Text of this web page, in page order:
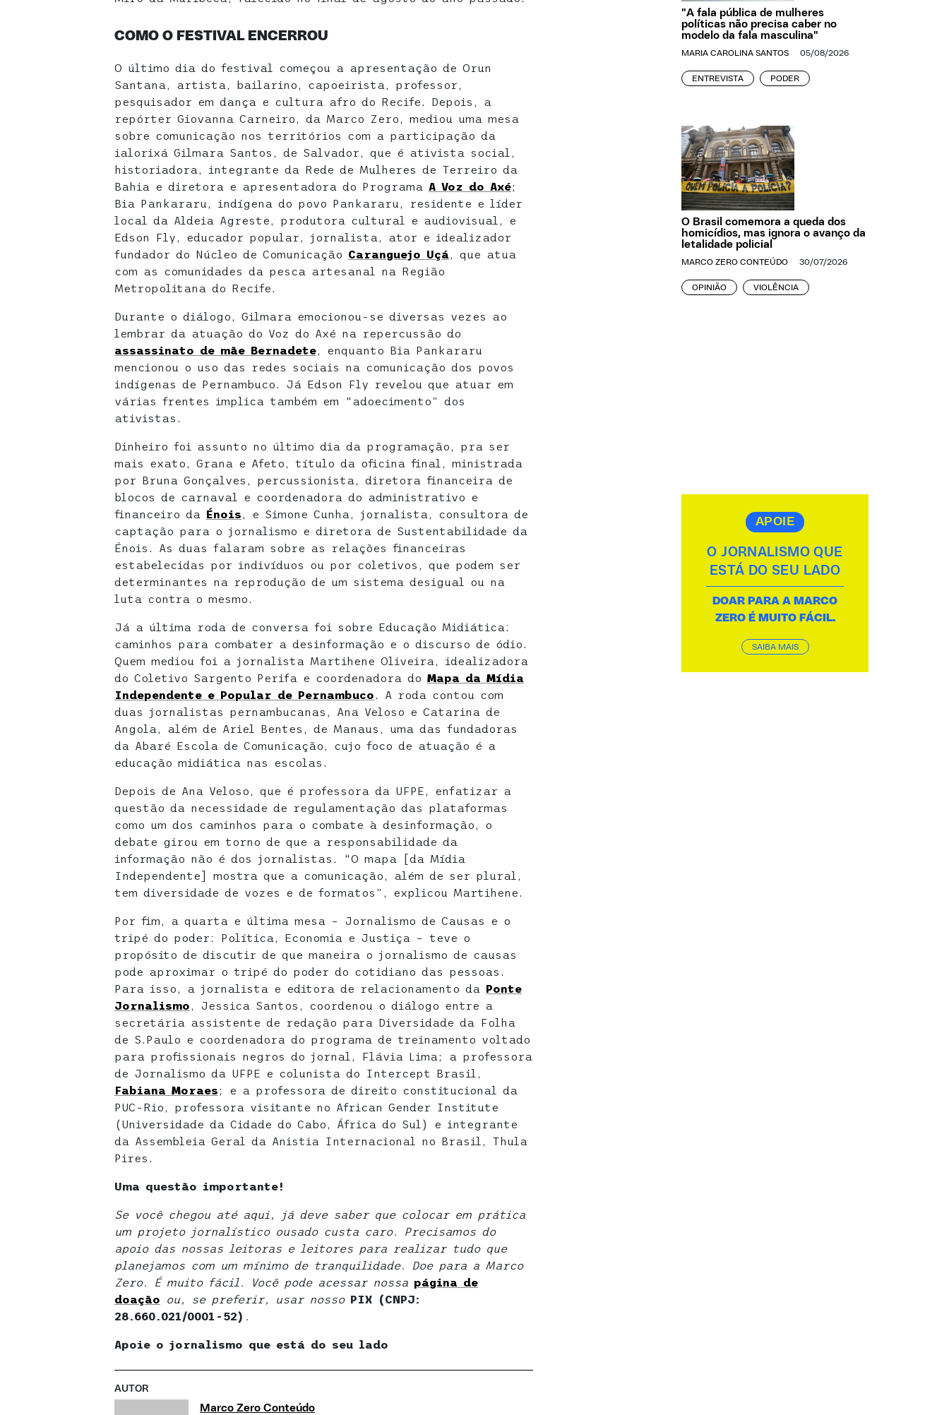
COMO O FESTIVAL ENCERROU
O último dia do festival começou a apresentação de Orun
Santana, artista, bailarino, capoeirista, professor,
pesquisador em dança e cultura afro do Recife. Depois, a
repórter Giovanna Carneiro, da Marco Zero, mediou uma mesa
sobre comunicação nos territórios com a participação da
ialorixá Gilmara Santos, de Salvador, que é ativista social,
historiadora, integrante da Rede de Mulheres de Terreiro da
Bahia e diretora e apresentadora do Programa A Voz do Axé;
Bia Pankararu, indígena do povo Pankararu, residente e líder
local da Aldeia Agreste, produtora cultural e audiovisual, e
Edson Fly, educador popular, jornalista, ator e idealizador
fundador do Núcleo de Comunicação Caranguejo Uçá, que atua
com as comunidades da pesca artesanal na Região
Metropolitana do Recife.
Durante o diálogo, Gilmara emocionou-se diversas vezes ao
lembrar da atuação do Voz do Axé na repercussão do
assassinato de mãe Bernadete, enquanto Bia Pankararu
mencionou o uso das redes sociais na comunicação dos povos
indígenas de Pernambuco. Já Edson Fly revelou que atuar em
várias frentes implica também em “adoecimento” dos
ativistas.
Dinheiro foi assunto no último dia da programação, pra ser
mais exato, Grana e Afeto, título da oficina final, ministrada
por Bruna Gonçalves, percussionista, diretora financeira de
blocos de carnaval e coordenadora do administrativo e
financeiro da Énois, e Simone Cunha, jornalista, consultora de
captação para o jornalismo e diretora de Sustentabilidade da
Énois. As duas falaram sobre as relações financeiras
estabelecidas por indivíduos ou por coletivos, que podem ser
determinantes na reprodução de um sistema desigual ou na
luta contra o mesmo.
Já a última roda de conversa foi sobre Educação Midiática:
caminhos para combater a desinformação e o discurso de ódio.
Quem mediou foi a jornalista Martihene Oliveira, idealizadora
do Coletivo Sargento Perifa e coordenadora do Mapa da Mídia
Independente e Popular de Pernambuco. A roda contou com
duas jornalistas pernambucanas, Ana Veloso e Catarina de
Angola, além de Ariel Bentes, de Manaus, uma das fundadoras
da Abaré Escola de Comunicação, cujo foco de atuação é a
educação midiática nas escolas.
Depois de Ana Veloso, que é professora da UFPE, enfatizar a
questão da necessidade de regulamentação das plataformas
como um dos caminhos para o combate à desinformação, o
debate girou em torno de que a responsabilidade da
informação não é dos jornalistas. “O mapa [da Mídia
Independente] mostra que a comunicação, além de ser plural,
tem diversidade de vozes e de formatos”, explicou Martihene.
Por fim, a quarta e última mesa – Jornalismo de Causas e o
tripé do poder: Política, Economia e Justiça – teve o
propósito de discutir de que maneira o jornalismo de causas
pode aproximar o tripé do poder do cotidiano das pessoas.
Para isso, a jornalista e editora de relacionamento da Ponte
Jornalismo, Jessica Santos, coordenou o diálogo entre a
secretária assistente de redação para Diversidade da Folha
de S.Paulo e coordenadora do programa de treinamento voltado
para profissionais negros do jornal, Flávia Lima; a professora
de Jornalismo da UFPE e colunista do Intercept Brasil,
Fabiana Moraes; e a professora de direito constitucional da
PUC-Rio, professora visitante no African Gender Institute
(Universidade da Cidade do Cabo, África do Sul) e integrante
da Assembleia Geral da Anistia Internacional no Brasil, Thula
Pires.
Uma questão importante!
Se você chegou até aqui, já deve saber que colocar em prática
um projeto jornalístico ousado custa caro. Precisamos do
apoio das nossas leitoras e leitores para realizar tudo que
planejamos com um mínimo de tranquilidade. Doe para a Marco
Zero. É muito fácil. Você pode acessar nossa página de
doação ou, se preferir, usar nosso PIX (CNPJ:
28.660.021/0001-52) .
Apoie o jornalismo que está do seu lado
AUTOR
Marco Zero Conteúdo
"A fala pública de mulheres
políticas não precisa caber no
modelo da fala masculina"
MARIA CAROLINA SANTOS 05/08/2026
ENTREVISTA PODER
O Brasil comemora a queda dos
homicídios, mas ignora o avanço da
letalidade policial
MARCO ZERO CONTEÚDO 30/07/2026
OPINIÃO VIOLÊNCIA
APOIE
O JORNALISMO QUE
ESTÁ DO SEU LADO
DOAR PARA A MARCO
ZERO É MUITO FÁCIL.
SAIBA MAIS